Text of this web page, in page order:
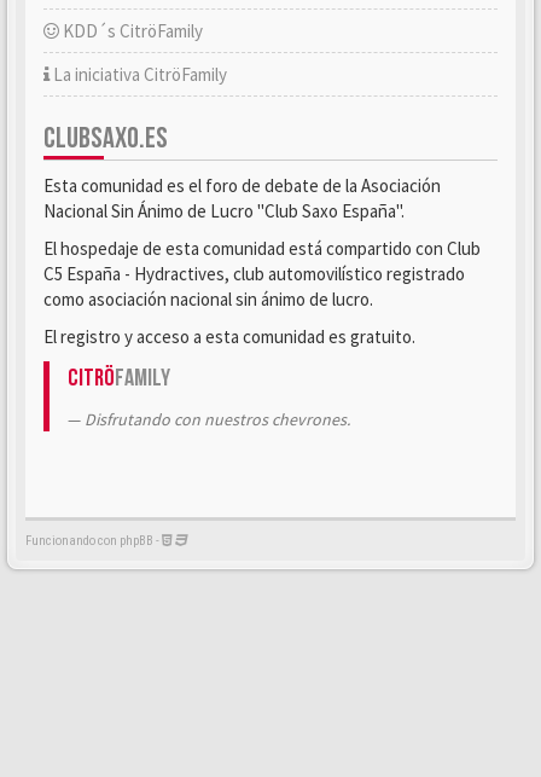
KDD´s CitröFamily
La iniciativa CitröFamily
CLUBSAXO.ES
Esta comunidad es el foro de debate de la Asociación
Nacional Sin Ánimo de Lucro "Club Saxo España".
El hospedaje de esta comunidad está compartido con Club
C5 España - Hydractives, club automovilístico registrado
como asociación nacional sin ánimo de lucro.
El registro y acceso a esta comunidad es gratuito.
CitröFamily
Disfrutando con nuestros chevrones.
Funcionando con phpBB -